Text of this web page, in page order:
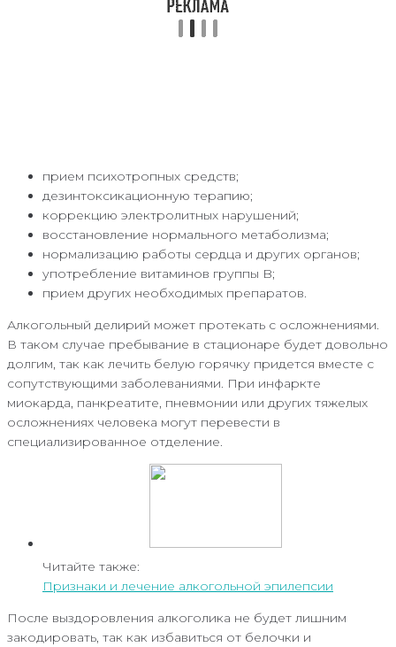
прием психотропных средств;
дезинтоксикационную терапию;
коррекцию электролитных нарушений;
восстановление нормального метаболизма;
нормализацию работы сердца и других органов;
употребление витаминов группы B;
прием других необходимых препаратов.
Алкогольный делирий может протекать с осложнениями.
В таком случае пребывание в стационаре будет довольно
долгим, так как лечить белую горячку придется вместе с
сопутствующими заболеваниями. При инфаркте
миокарда, панкреатите, пневмонии или других тяжелых
осложнениях человека могут перевести в
специализированное отделение.
Читайте также:
Признаки и лечение алкогольной эпилепсии
После выздоровления алкоголика не будет лишним
закодировать, так как избавиться от белочки и